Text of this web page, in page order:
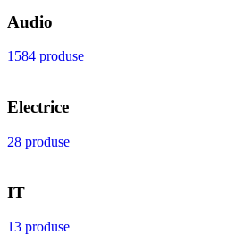
Audio
1584 produse
Electrice
28 produse
IT
13 produse